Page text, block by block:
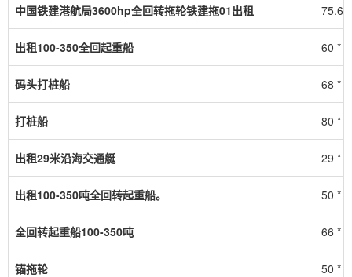
中国铁建港航局3600hp全回转拖轮铁建拖01出租 75.6
出租100-350全回起重船 60 *
码头打桩船 68 *
打桩船 80 *
出租29米沿海交通艇 29 *
出租100-350吨全回转起重船。 50 *
全回转起重船100-350吨 66 *
锚拖轮 50 *